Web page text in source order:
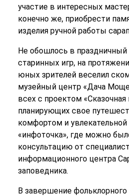
участие в интересных
конечно же, приобрести
изделия ручной работы
Не обошлось в праздничный
старинных игр, на
юных зрителей веселил
музейный центр «Дача
всех с проектом
планирующих свое
комфортом и
«инфоточка», где можно
консультацию от
информационного центра
заповедника.
В завершение фольклорного